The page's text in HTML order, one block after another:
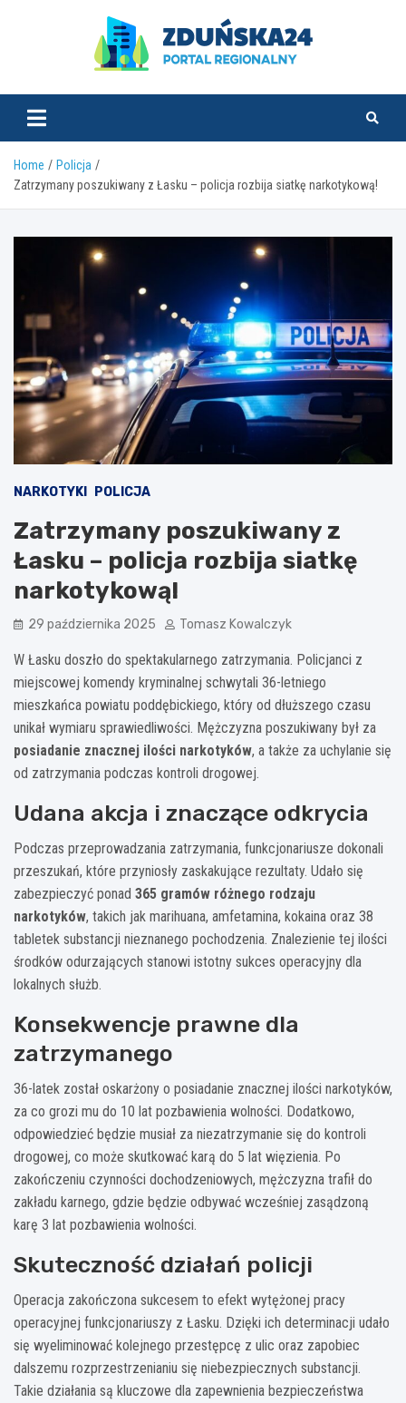
zdunska24.pl
Home
Policja
Zatrzymany poszukiwany z Łasku – policja rozbija siatkę narkotykową!
NARKOTYKI POLICJA
Zatrzymany poszukiwany z
Łasku – policja rozbija siatkę
narkotykową!
29 października 2025 Tomasz Kowalczyk
W Łasku doszło do spektakularnego zatrzymania. Policjanci z
miejscowej komendy kryminalnej schwytali 36-letniego
mieszkańca powiatu poddębickiego, który od dłuższego czasu
unikał wymiaru sprawiedliwości. Mężczyzna poszukiwany był za
posiadanie znacznej ilości narkotyków, a także za uchylanie się
od zatrzymania podczas kontroli drogowej.
Udana akcja i znaczące odkrycia
Podczas przeprowadzania zatrzymania, funkcjonariusze dokonali
przeszukań, które przyniosły zaskakujące rezultaty. Udało się
zabezpieczyć ponad 365 gramów różnego rodzaju
narkotyków, takich jak marihuana, amfetamina, kokaina oraz 38
tabletek substancji nieznanego pochodzenia. Znalezienie tej ilości
środków odurzających stanowi istotny sukces operacyjny dla
lokalnych służb.
Konsekwencje prawne dla
zatrzymanego
36-latek został oskarżony o posiadanie znacznej ilości narkotyków,
za co grozi mu do 10 lat pozbawienia wolności. Dodatkowo,
odpowiedzieć będzie musiał za niezatrzymanie się do kontroli
drogowej, co może skutkować karą do 5 lat więzienia. Po
zakończeniu czynności dochodzeniowych, mężczyzna trafił do
zakładu karnego, gdzie będzie odbywać wcześniej zasądzoną
karę 3 lat pozbawienia wolności.
Skuteczność działań policji
Operacja zakończona sukcesem to efekt wytężonej pracy
operacyjnej funkcjonariuszy z Łasku. Dzięki ich determinacji udało
się wyeliminować kolejnego przestępcę z ulic oraz zapobiec
dalszemu rozprzestrzenianiu się niebezpiecznych substancji.
Takie działania są kluczowe dla zapewnienia bezpieczeństwa